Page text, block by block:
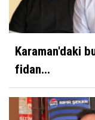
Karaman'daki
fidan...